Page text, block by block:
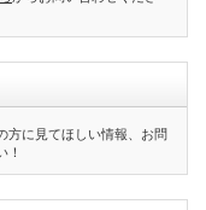
方に見てほしい情報、お問
！